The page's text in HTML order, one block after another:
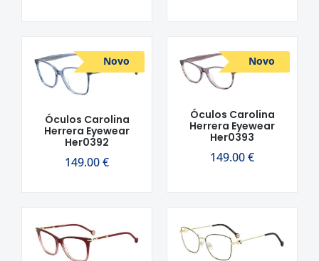
Novo
Óculos Carolina
Herrera Eyewear
Her0392
149.00€
Novo
Óculos Carolina
Herrera Eyewear
Her0393
149.00€